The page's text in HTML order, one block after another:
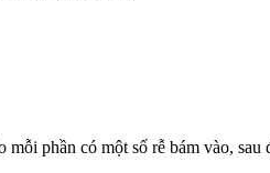
phần có một số rễ bám vào,